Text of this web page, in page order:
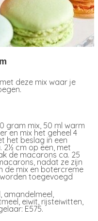
deze mix waar je
gram mix, 50 ml warm
en mix het geheel 4
het beslag in een
2½ cm op een, met
de macarons ca. 25
nadat ze zijn
de mix en botercreme
toegevoegd
amandelmeel,
eiwit, rijsteiwitten,
E575.